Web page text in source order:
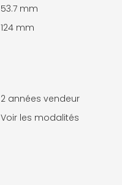
53.7 mm
124 mm
2 années vendeur
Voir les modalités